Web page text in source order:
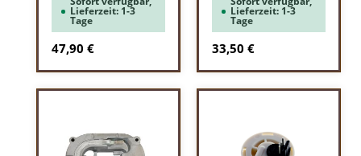
Lieferzeit: 1-3
Tage
Regulärer Preis:
47,90 €
Lieferzeit: 1-3
Tage
Regulärer Preis:
33,50 €